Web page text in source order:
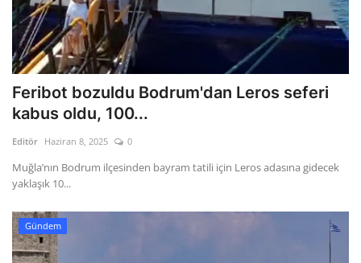
Feribot bozuldu Bodrum'dan Leros seferi
kabus oldu, 100...
Editör Haziran 8, 2025 0
Muğla’nın Bodrum ilçesinden bayram tatili için Leros adasına gidecek
yaklaşık 10...
Gündem